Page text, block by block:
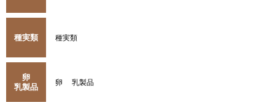
種実類 種実類
卵
乳製品
卵 乳製品